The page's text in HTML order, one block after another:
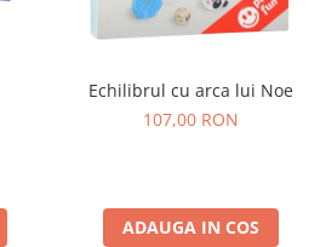
Echilibrul cu arca lui Noe
107,00 RON
ADAUGA IN COS